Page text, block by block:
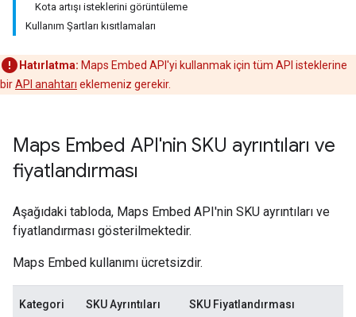
Kota artışı isteklerini görüntüleme
Kullanım Şartları kısıtlamaları
Hatırlatma: Maps Embed API'yi kullanmak için tüm API isteklerine
birAPI anahtarı eklemeniz gerekir.
Maps Embed API'nin SKU ayrıntıları ve
fiyatlandırması
Aşağıdaki tabloda, Maps Embed API'nin SKU ayrıntıları ve
fiyatlandırması gösterilmektedir.
Maps Embed kullanımı ücretsizdir.
Kategori SKU Ayrıntıları SKU Fiyatlandırması